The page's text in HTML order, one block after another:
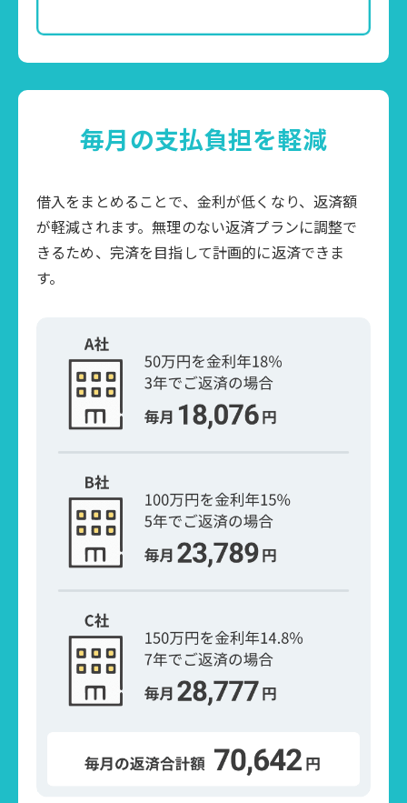
毎月の支払負担を軽減
借入をまとめることで、金利が低くなり、返済額
が軽減されます。無理のない返済プランに調整で
きるため、完済を目指して計画的に返済できま
す。